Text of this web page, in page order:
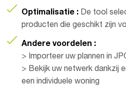
Optimalisatie : De tool
producten die geschikt zijn
Andere voordelen :
> Importeer uw plannen in
> Bekijk uw netwerk dankzij
een individuele woning